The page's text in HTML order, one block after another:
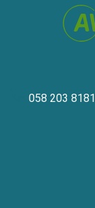
058 203 8181